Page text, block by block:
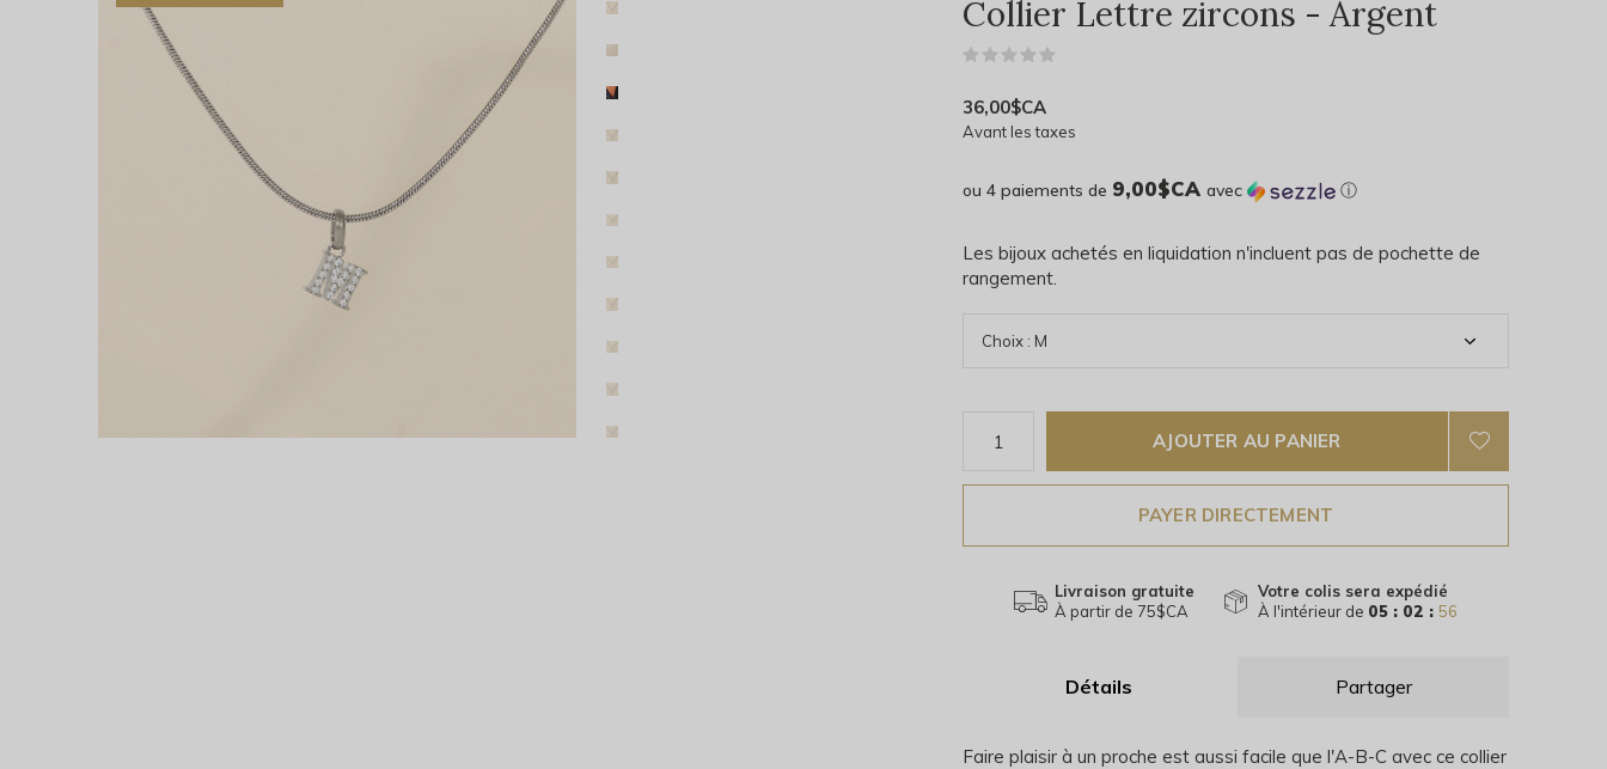
Collier Lettre zircons - Argent
36,00$CA
Avant les taxes
ou 4 paiements de 9,00$CA avec ⓘ
Les bijoux achetés en liquidation n'incluent pas de pochette de
rangement.
AJOUTER AU PANIER
PAYER DIRECTEMENT
Livraison gratuite
À partir de 75$CA
Votre colis sera expédié
À l'intérieur de 05 : 02 : 55
Détails Partager
Faire plaisir à un proche est aussi facile que l'A-B-C avec ce collier